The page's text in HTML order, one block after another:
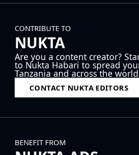
CONTRIBUTE TO
NUKTA
Are you a content creator?
to Nukta Habari to spread
Tanzania and across the
CONTACT NUKTA EDITORS
BENEFIT FROM